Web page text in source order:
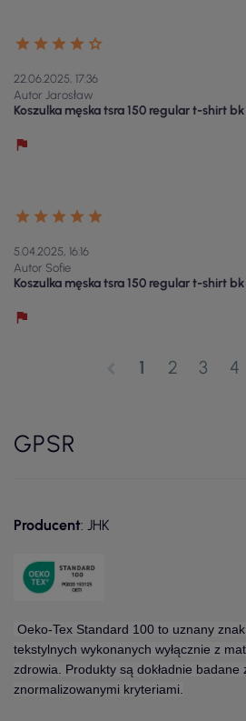
22.06.2025, 17:36
Autor Jarosław
Koszulka męska tsra 150 regular t-shirt
5.04.2025, 16:16
Autor Sofie
Koszulka męska tsra 150 regular t-shirt
1 2 3 4
GPSR
Producent: JHK
Oeko-Tex Standard 100 to uznany
tekstylnych wykonanych wyłącznie z
zdrowia. Produkty są dokładnie badane
znormalizowanymi kryteriami.